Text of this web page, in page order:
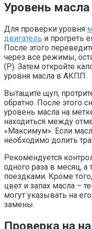
Уровень масла
Для проверки уровня
двигатель и прогреть
После этого
через все режимы,
(P). Затем откройте
уровня масла в АКПП.
Вытащите щуп,
обратно. После этого
уровень масла на
находиться между
«Максимум». Если
необходимо долить
Рекомендуется
одного раза в месяц,
поездками. Кроме
цвет и запах масла –
могут указывать на
замены.
Проверка на